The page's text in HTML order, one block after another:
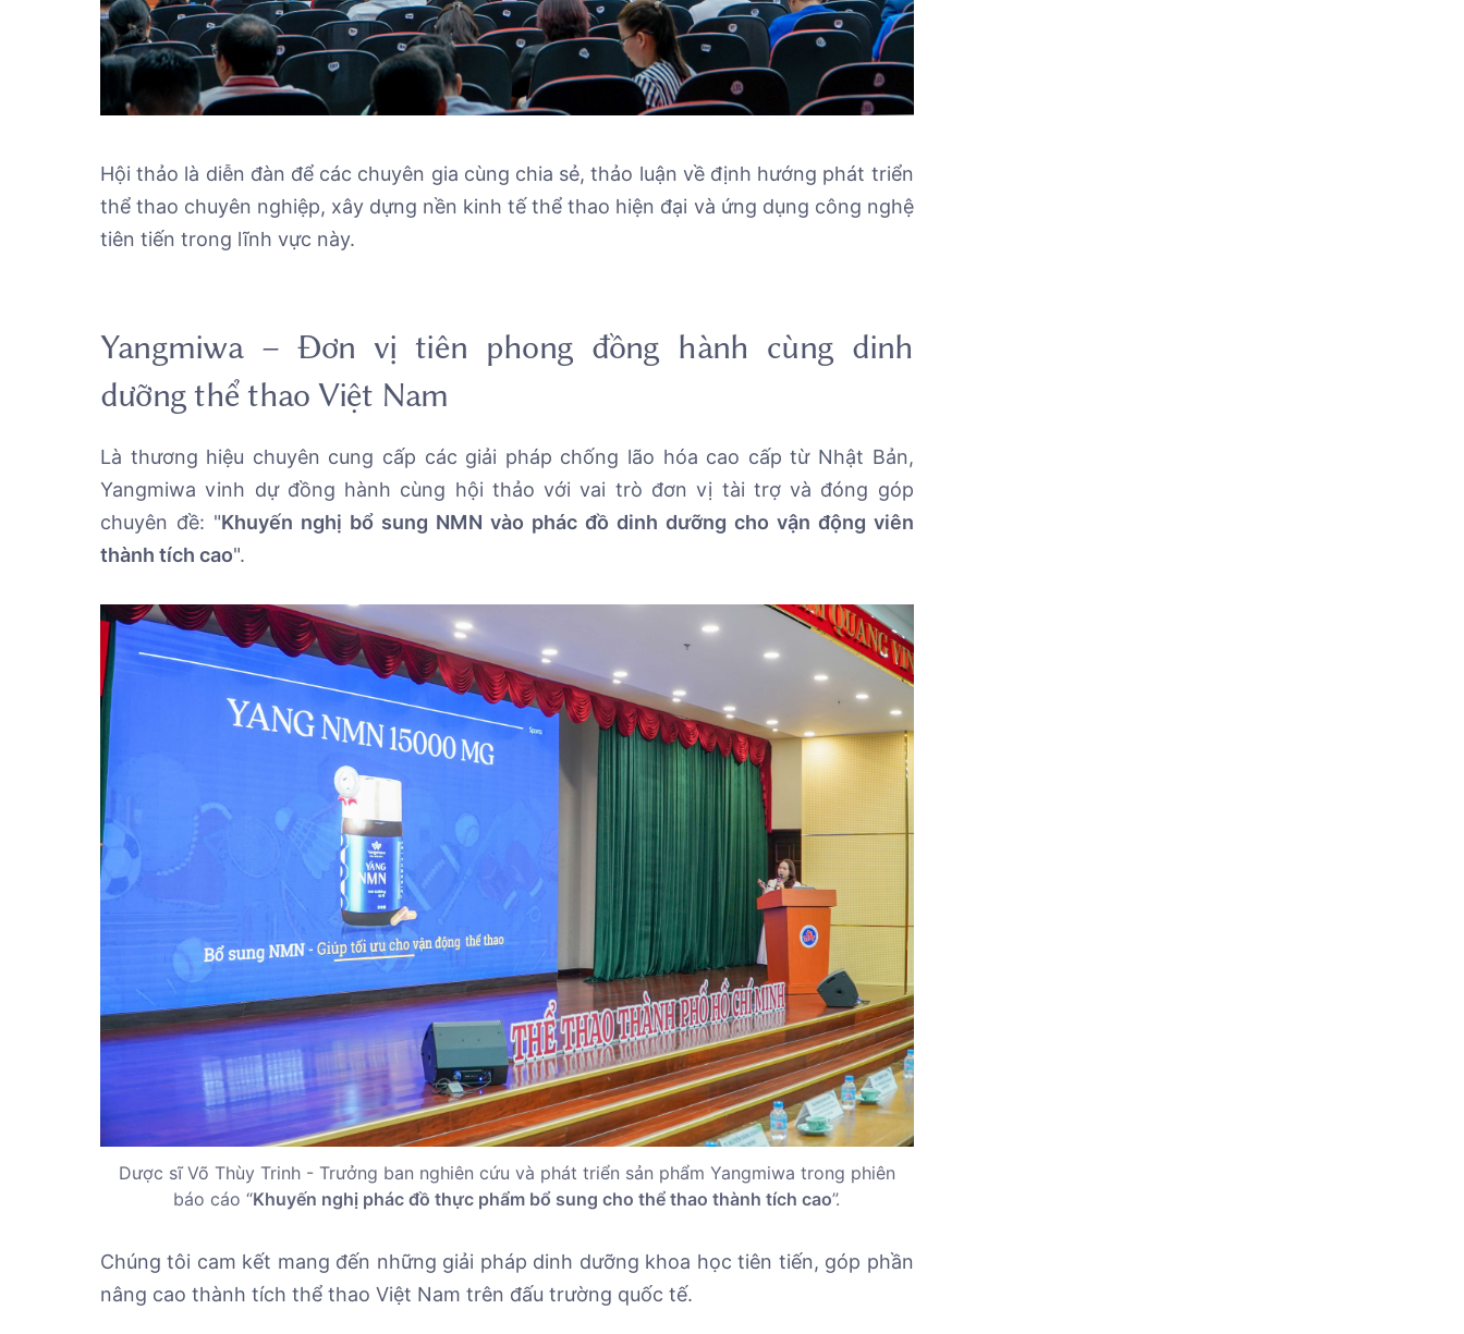
Hội thảo là diễn đàn để các chuyên gia cùng chia sẻ, thảo luận về định hướng phát triển
thể thao chuyên nghiệp, xây dựng nền kinh tế thể thao hiện đại và ứng dụng công nghệ
tiên tiến trong lĩnh vực này.
Yangmiwa – Đơn vị tiên phong đồng hành cùng dinh
dưỡng thể thao Việt Nam
Là thương hiệu chuyên cung cấp các giải pháp chống lão hóa cao cấp từ Nhật Bản,
Yangmiwa vinh dự đồng hành cùng hội thảo với vai trò đơn vị tài trợ và đóng góp
chuyên đề: "Khuyến nghị bổ sung NMN vào phác đồ dinh dưỡng cho vận động viên
thành tích cao".
Dược sĩ Võ Thùy Trinh - Trưởng ban nghiên cứu và phát triển sản phẩm Yangmiwa trong phiên
báo cáo “Khuyến nghị phác đồ thực phẩm bổ sung cho thể thao thành tích cao”.
Chúng tôi cam kết mang đến những giải pháp dinh dưỡng khoa học tiên tiến, góp phần
nâng cao thành tích thể thao Việt Nam trên đấu trường quốc tế.